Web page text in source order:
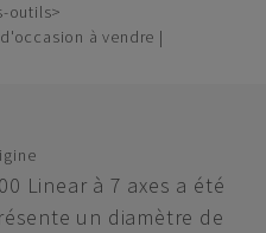
outils
à vendre |
Linear à 7 axes a été
un diamètre de